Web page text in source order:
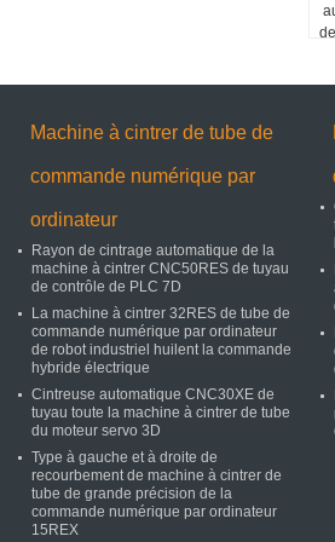
Machine à cintrer de tube de
commande numérique par
ordinateur
Rayon de cintrage automatique de la
machine à cintrer CNC50RES de tuyau
de contrôle de PLC 7D
La machine à cintrer 32RES de tube de
commande numérique par ordinateur
de robot industriel huilent la commande
hybride électrique
Cintreuse automatique CNC30XE de
tuyau toute la machine à cintrer de tube
du moteur servo 3D
Type à gauche et à droite de
recourbement de machine à cintrer de
tube de grande précision de la
commande numérique par ordinateur
15REX